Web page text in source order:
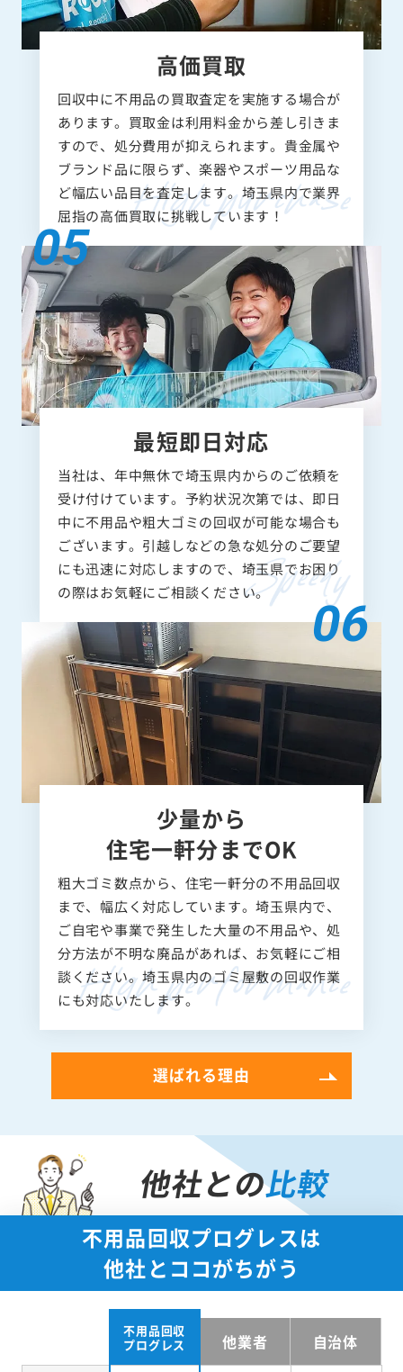
高価買取
回収中に不用品の買取査定を実施する場合が
あります。買取金は利用料金から差し引きま
すので、処分費用が抑えられます。貴金属や
ブランド品に限らず、楽器やスポーツ用品な
ど幅広い品目を査定します。埼玉県内で業界
屈指の高価買取に挑戦しています！
最短即日対応
当社は、年中無休で埼玉県内からのご依頼を
受け付けています。予約状況次第では、即日
中に不用品や粗大ゴミの回収が可能な場合も
ございます。引越しなどの急な処分のご要望
にも迅速に対応しますので、埼玉県でお困り
の際はお気軽にご相談ください。
少量から
住宅一軒分までOK
粗大ゴミ数点から、住宅一軒分の不用品回収
まで、幅広く対応しています。埼玉県内で、
ご自宅や事業で発生した大量の不用品や、処
分方法が不明な廃品があれば、お気軽にご相
談ください。埼玉県内のゴミ屋敷の回収作業
にも対応いたします。
選ばれる理由
他社との比較
不用品回収プログレスは
他社とココがちがう
不用品回収
プログレス
他業者 自治体